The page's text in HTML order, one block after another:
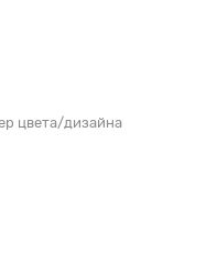
цвета/дизайна